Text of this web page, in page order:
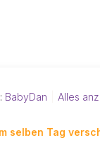
BabyDan Alles
selben Tag